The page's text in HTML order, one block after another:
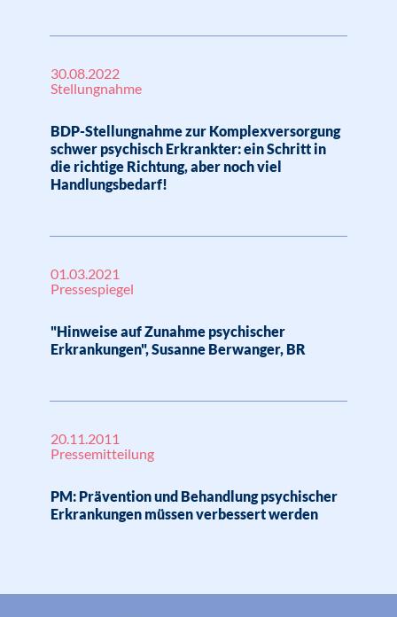
30.08.2022
Stellungnahme
BDP-Stellungnahme zur Komplexversorgung
schwer psychisch Erkrankter: ein Schritt in
die richtige Richtung, aber noch viel
Handlungsbedarf!
01.03.2021
Pressespiegel
"Hinweise auf Zunahme psychischer
Erkrankungen", Susanne Berwanger, BR
20.11.2011
Pressemitteilung
PM: Prävention und Behandlung psychischer
Erkrankungen müssen verbessert werden